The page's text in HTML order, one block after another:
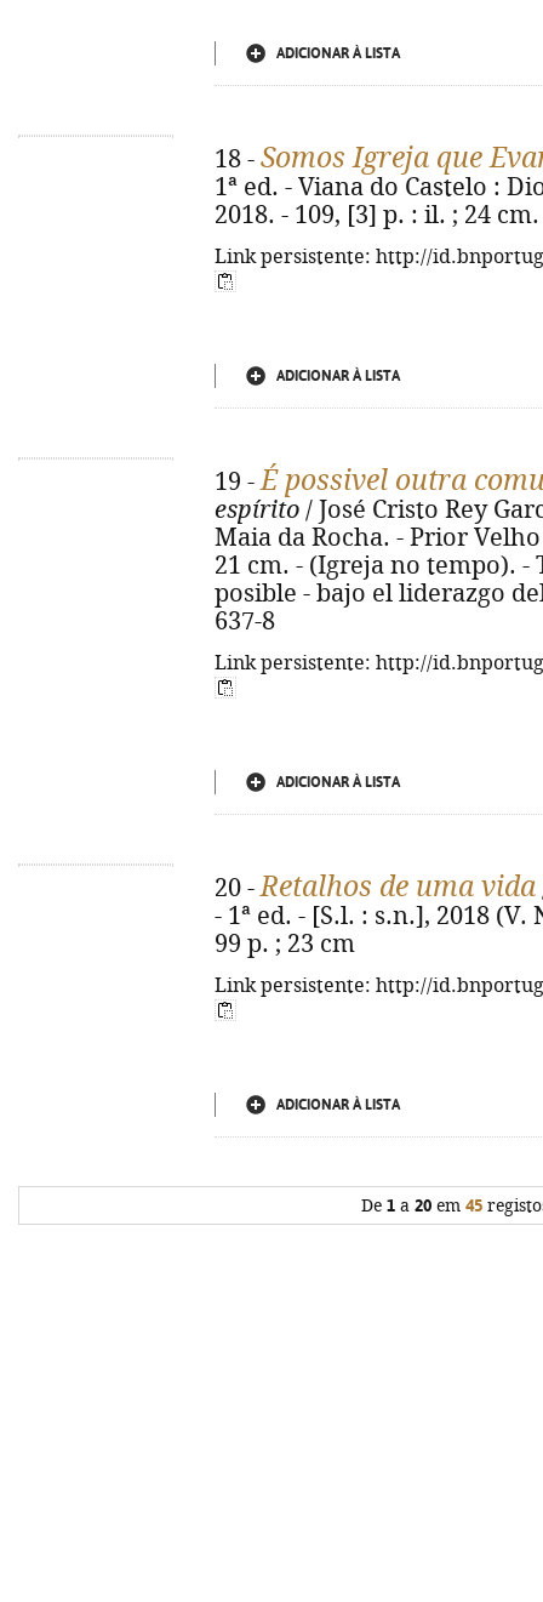
ADICIONAR À LISTA
18 - Somos Igreja que
1ª ed. - Viana do Castelo :
2018. - 109, [3] p. : il. ; 24
Link persistente: http://
ADICIONAR À LISTA
19 -É possivel outra
espírito / José Cristo Rey
Maia da Rocha. - Prior
21 cm. - (Igreja no tempo).
posible - bajo el liderazgo
637-8
Link persistente: http://
ADICIONAR À LISTA
20 -Retalhos de uma vida
- 1ª ed. - [S.l. : s.n.], 2018
99 p. ; 23 cm
Link persistente: http://
ADICIONAR À LISTA
De 1a 20em 45